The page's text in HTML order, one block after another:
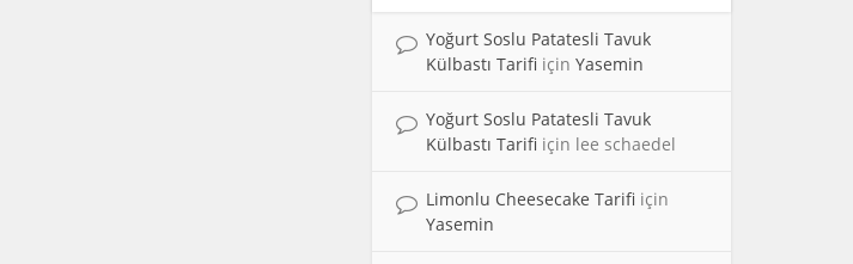
Yoğurt Soslu Patatesli Tavuk
Külbastı Tarifi için Yasemin
Yoğurt Soslu Patatesli Tavuk
Külbastı Tarifi için lee schaedel
Limonlu Cheesecake Tarifi için
Yasemin